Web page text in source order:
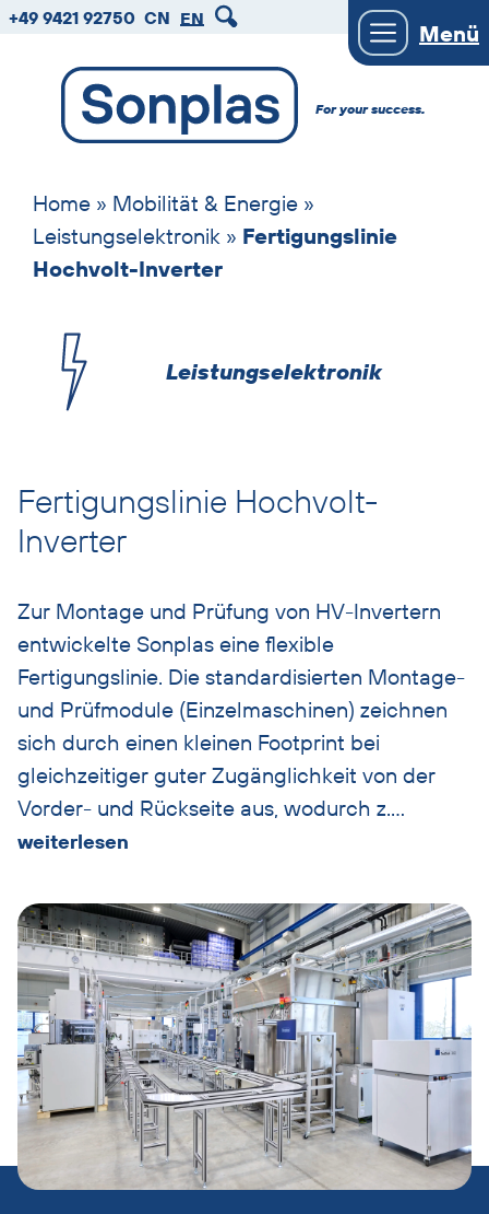
zum
zum
zum
+49 9421 92750 CN EN
For your success.
Menü
Home » Mobilität & Energie »
Leistungselektronik » Fertigungslinie
Hochvolt-Inverter
Einleitungstext
Lösungen
Leistungselektronik
Fertigungslinie Hochvolt-
Inverter
Zur Montage und Prüfung von HV-Invertern
entwickelte Sonplas eine flexible
Fertigungslinie. Die standardisierten Montage-
und Prüfmodule (Einzelmaschinen) zeichnen
sich durch einen kleinen Footprint bei
gleichzeitiger guter Zugänglichkeit von der
Vorder- und Rückseite aus, wodurch z.…
weiterlesen
Sprungmarken